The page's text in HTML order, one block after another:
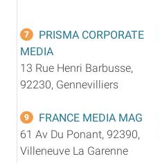
7
PRISMA CORPORATE
MEDIA
13 Rue Henri Barbusse,
92230, Gennevilliers
9
FRANCE MEDIA MAG
61 Av Du Ponant, 92390,
Villeneuve La Garenne